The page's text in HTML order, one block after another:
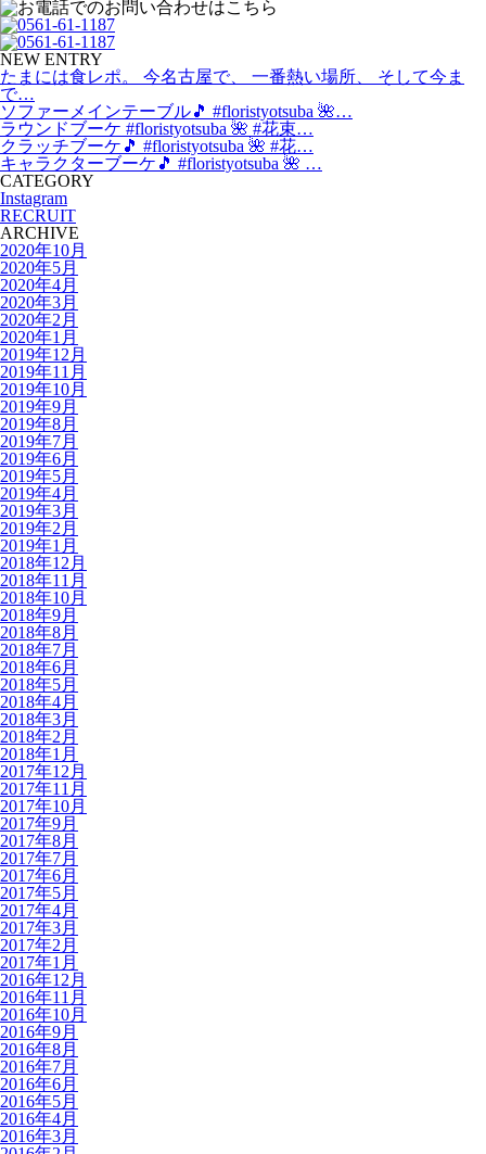
NEW ENTRY
たまには食レポ。 今名古屋で、 一番熱い場所、 そして今ま
で…
ソファーメインテーブル🎵 #floristyotsuba 🌺…
ラウンドブーケ #floristyotsuba 🌺 #花束…
クラッチブーケ🎵 #floristyotsuba 🌺 #花…
キャラクターブーケ🎵 #floristyotsuba 🌺 …
CATEGORY
Instagram
RECRUIT
ARCHIVE
2020年10月
2020年5月
2020年4月
2020年3月
2020年2月
2020年1月
2019年12月
2019年11月
2019年10月
2019年9月
2019年8月
2019年7月
2019年6月
2019年5月
2019年4月
2019年3月
2019年2月
2019年1月
2018年12月
2018年11月
2018年10月
2018年9月
2018年8月
2018年7月
2018年6月
2018年5月
2018年4月
2018年3月
2018年2月
2018年1月
2017年12月
2017年11月
2017年10月
2017年9月
2017年8月
2017年7月
2017年6月
2017年5月
2017年4月
2017年3月
2017年2月
2017年1月
2016年12月
2016年11月
2016年10月
2016年9月
2016年8月
2016年7月
2016年6月
2016年5月
2016年4月
2016年3月